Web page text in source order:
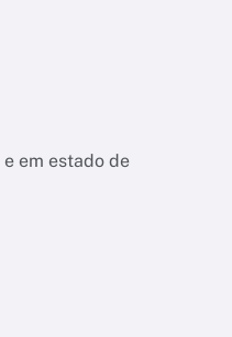
em estado de